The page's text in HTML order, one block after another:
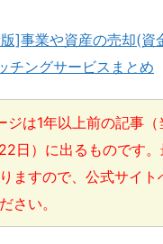
]事業や資産の売却(資
チングサービスまとめ
ジは1年以上前の記事
日）に出るものです
ますので、公式サイ
さい。